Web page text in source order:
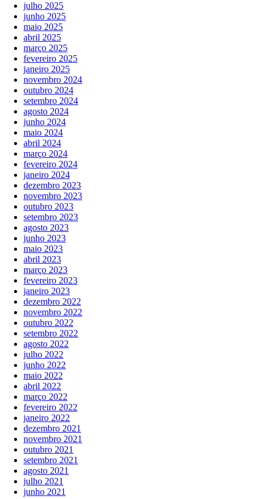
julho 2025
junho 2025
maio 2025
abril 2025
março 2025
fevereiro 2025
janeiro 2025
novembro 2024
outubro 2024
setembro 2024
agosto 2024
junho 2024
maio 2024
abril 2024
março 2024
fevereiro 2024
janeiro 2024
dezembro 2023
novembro 2023
outubro 2023
setembro 2023
agosto 2023
junho 2023
maio 2023
abril 2023
março 2023
fevereiro 2023
janeiro 2023
dezembro 2022
novembro 2022
outubro 2022
setembro 2022
agosto 2022
julho 2022
junho 2022
maio 2022
abril 2022
março 2022
fevereiro 2022
janeiro 2022
dezembro 2021
novembro 2021
outubro 2021
setembro 2021
agosto 2021
julho 2021
junho 2021